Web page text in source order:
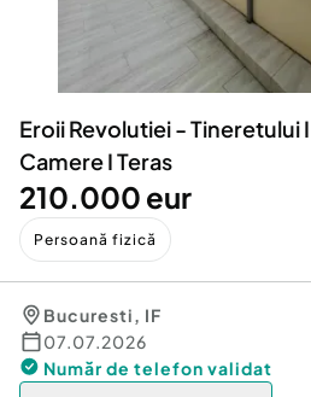
Animale de companie
Afaceri și echipamente
Inchiriere Bunuri si Vehicule
Utilaje agricole si industriale
Piese auto si accesorii
Dacia Duster
Eroii Revolutiei - Tineretului
Camere I Teras
210.000 eur
Persoană fizică
Bucuresti, IF
07.07.2026
Număr de telefon validat